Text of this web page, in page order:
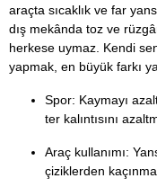
araçta sıcaklık ve far
dış mekânda toz ve
herkese uymaz. Kendi
yapmak, en büyük farkı
Spor: Kaymayı
ter kalıntısını
Araç kullanımı:
çiziklerden kaçınma